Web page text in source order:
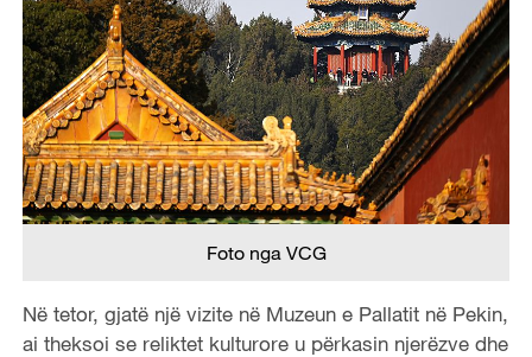
Foto nga VCG
Në tetor, gjatë një vizite në Muzeun e Pallatit në Pekin,
ai theksoi se reliktet kulturore u përkasin njerëzve dhe